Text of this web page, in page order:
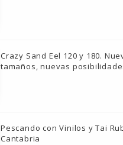
Crazy Sand Eel 120 y 180.
tamaños, nuevas
Pescando con Vinilos y Tai
Cantabria